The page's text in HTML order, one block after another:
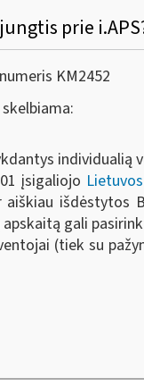
prie
KM2452
įsigaliojo
aiškiau išdėstytos
gali
(tiek su